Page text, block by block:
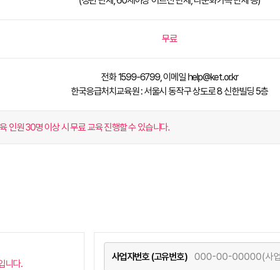
무료
전화 1599-6799, 이메일 help@ket.or.kr
한국응급처치교육원 : 서울시 동작구 상도로 8 신한빌딩 5층
인원 30명 이상 시 무료 교육 진행할 수 있습니다.
니다.
사업자번호 (고유번호)